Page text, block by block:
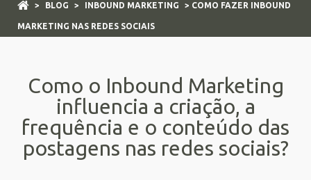
> BLOG > INBOUND MARKETING > COMO FAZER INBOUND
MARKETING NAS REDES SOCIAIS
Como o Inbound Marketing
influencia a criação, a
frequência e o conteúdo das
postagens nas redes sociais?